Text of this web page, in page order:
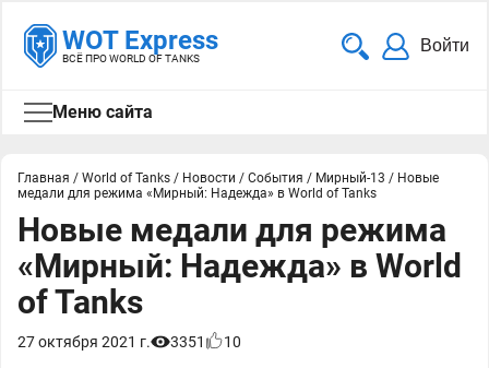
WOT Express
ВСЁ ПРО WORLD OF TANKS
Войти
Меню сайта
Главная / World of Tanks / Новости / События / Мирный-13 / Новые
медали для режима «Мирный: Надежда» в World of Tanks
Новые медали для режима
«Мирный: Надежда» в World
of Tanks
27 октября 2021 г. 3351 10